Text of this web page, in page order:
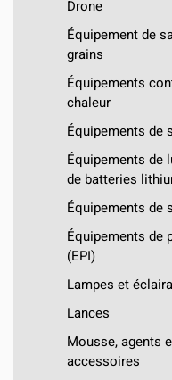
Drone
Équipement de
grains
Équipements
chaleur
Équipements de
Équipements de
de batteries
Équipements de
Équipements de
(EPI)
Lampes et
Lances
Mousse, agents
accessoires